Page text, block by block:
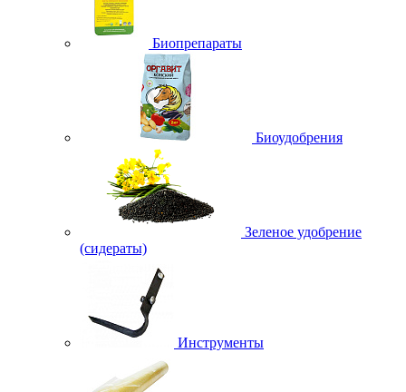
Биопрепараты
Биоудобрения
Зеленое удобрение
(сидераты)
Инструменты